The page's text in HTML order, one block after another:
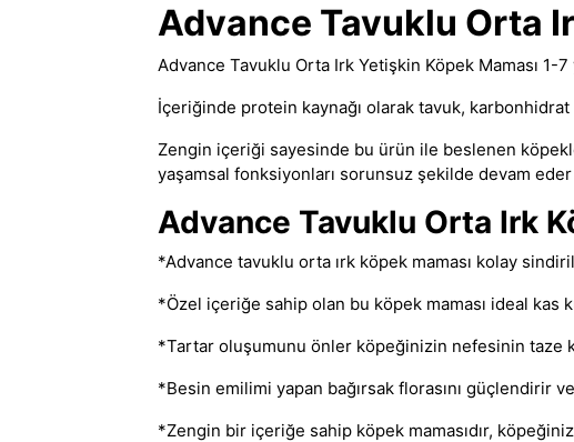
Advance Tavuklu Orta
Advance Tavuklu Orta Irk Yetişkin Köpek Maması
İçeriğinde protein kaynağı olarak tavuk,
Zengin içeriği sayesinde bu ürün ile beslenen
yaşamsal fonksiyonları sorunsuz şekilde devam
Advance Tavuklu Orta Irk
*Advance tavuklu orta ırk köpek maması kolay
*Özel içeriğe sahip olan bu köpek maması ideal kas
*Tartar oluşumunu önler köpeğinizin nefesinin taze
*Besin emilimi yapan bağırsak florasını güçlendirir
*Zengin bir içeriğe sahip köpek mamasıdır,